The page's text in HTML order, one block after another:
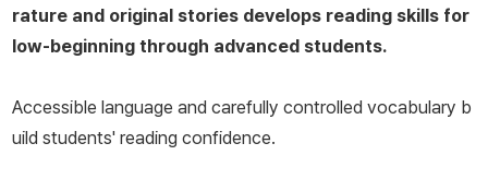
rature and original stories develops reading skills for
low-beginning through advanced students.
Accessible language and carefully controlled vocabulary b
uild students' reading confidence.